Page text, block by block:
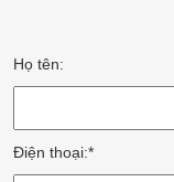
Họ tên:
Điện thoại:*